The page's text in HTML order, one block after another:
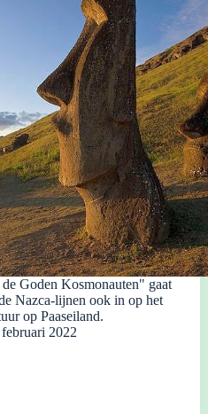
Goden Kosmonauten" gaat
Nazca-lijnen ook in op het
op Paaseiland.
2022